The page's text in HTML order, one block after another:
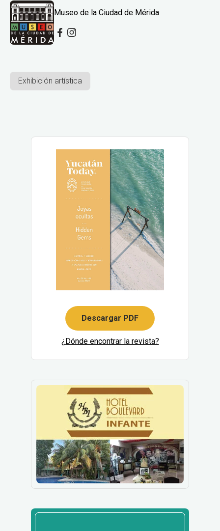
Museo de la Ciudad de Mérida
Exhibición artística
Descargar PDF
¿Dónde encontrar la revista?